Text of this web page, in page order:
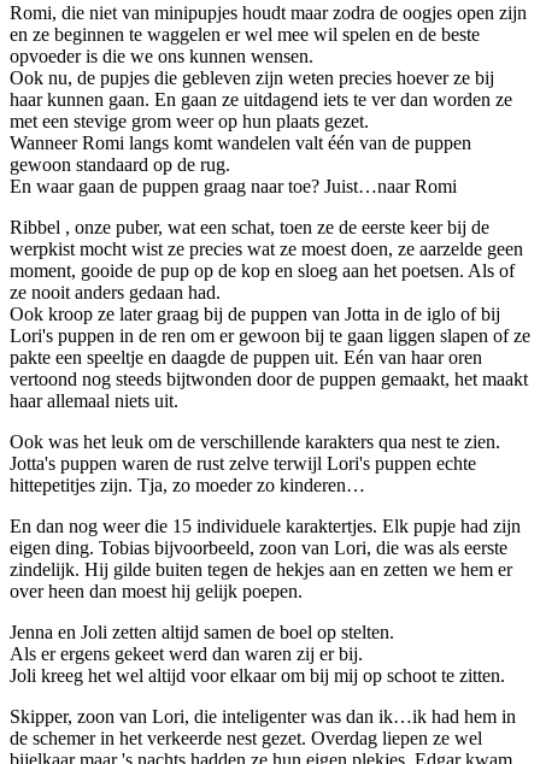
Romi, die niet van minipupjes houdt maar zodra de oogjes open zijn
en ze beginnen te waggelen er wel mee wil spelen en de beste
opvoeder is die we ons kunnen wensen.
Ook nu, de pupjes die gebleven zijn weten precies hoever ze bij
haar kunnen gaan. En gaan ze uitdagend iets te ver dan worden ze
met een stevige grom weer op hun plaats gezet.
Wanneer Romi langs komt wandelen valt één van de puppen
gewoon standaard op de rug.
En waar gaan de puppen graag naar toe? Juist…naar Romi
Ribbel , onze puber, wat een schat, toen ze de eerste keer bij de
werpkist mocht wist ze precies wat ze moest doen, ze aarzelde geen
moment, gooide de pup op de kop en sloeg aan het poetsen. Als of
ze nooit anders gedaan had.
Ook kroop ze later graag bij de puppen van Jotta in de iglo of bij
Lori's puppen in de ren om er gewoon bij te gaan liggen slapen of ze
pakte een speeltje en daagde de puppen uit. Eén van haar oren
vertoond nog steeds bijtwonden door de puppen gemaakt, het maakt
haar allemaal niets uit.
Ook was het leuk om de verschillende karakters qua nest te zien.
Jotta's puppen waren de rust zelve terwijl Lori's puppen echte
hittepetitjes zijn. Tja, zo moeder zo kinderen…
En dan nog weer die 15 individuele karaktertjes. Elk pupje had zijn
eigen ding. Tobias bijvoorbeeld, zoon van Lori, die was als eerste
zindelijk. Hij gilde buiten tegen de hekjes aan en zetten we hem er
over heen dan moest hij gelijk poepen.
Jenna en Joli zetten altijd samen de boel op stelten.
Als er ergens gekeet werd dan waren zij er bij.
Joli kreeg het wel altijd voor elkaar om bij mij op schoot te zitten.
Skipper, zoon van Lori, die inteligenter was dan ik…ik had hem in
de schemer in het verkeerde nest gezet. Overdag liepen ze wel
bijelkaar maar 's nachts hadden ze hun eigen plekjes. Edgar kwam